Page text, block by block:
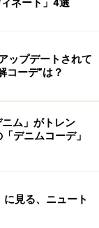
コーディネート
ドルマント
の、首元と袖
ネート」4選
ップデートされて
コーデ”は？
ム」がトレン
デニムコーデ」
見る、ニュート